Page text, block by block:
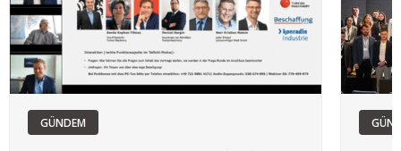
GÜNDEM